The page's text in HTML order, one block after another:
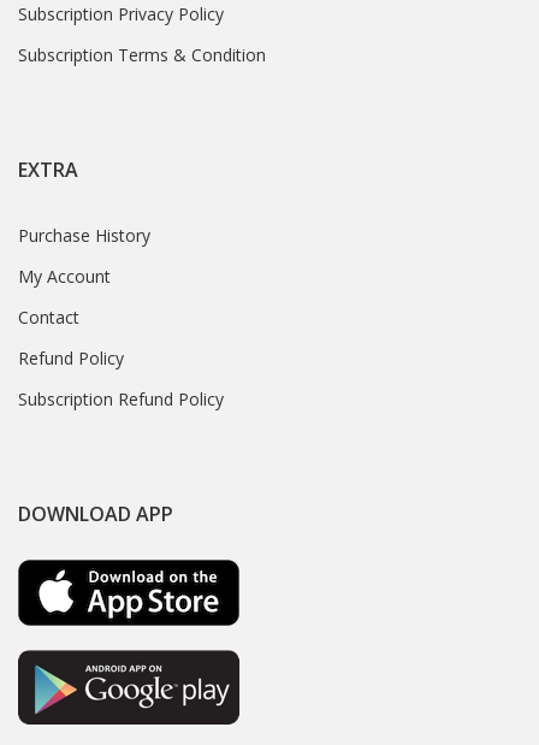
Subscription Privacy Policy
Subscription Terms & Condition
EXTRA
Purchase History
My Account
Contact
Refund Policy
Subscription Refund Policy
DOWNLOAD APP